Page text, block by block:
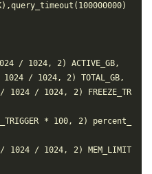
/ 1024, 2) ACTIVE_GB,
1024 / 1024, 2) TOTAL_GB,
/ 1024 / 1024, 2) FREEZE_TR
* 100, 2) percent_
/ 1024 / 1024, 2) MEM_LIMIT